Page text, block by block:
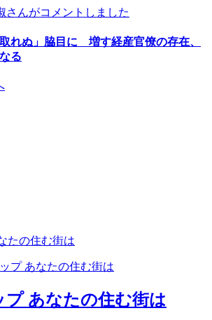
さんがコメントしました
取れぬ」脇目に 増す経産官僚の存在、
る
たの住む街は
プ あなたの住む街は